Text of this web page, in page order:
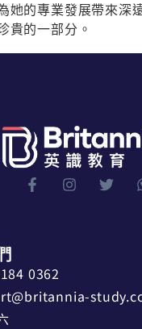
她的專業發展帶來深
貴的一部分。
0362